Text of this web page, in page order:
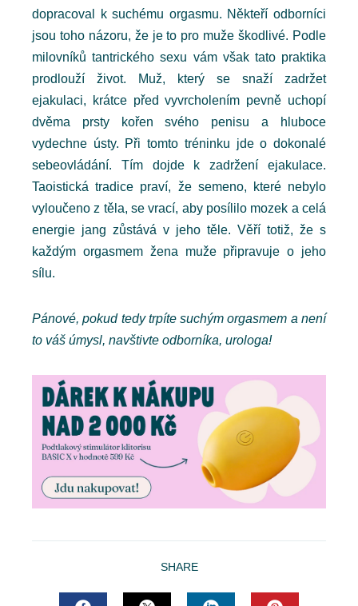
dopracoval k suchému orgasmu. Někteří odborníci
jsou toho názoru, že je to pro muže škodlivé. Podle
milovníků tantrického sexu vám však tato praktika
prodlouží život. Muž, který se snaží zadržet
ejakulaci, krátce před vyvrcholením pevně uchopí
dvěma prsty kořen svého penisu a hluboce
vydechne ústy. Při tomto tréninku jde o dokonalé
sebeovládání. Tím dojde k zadržení ejakulace.
Taoistická tradice praví, že semeno, které nebylo
vyloučeno z těla, se vrací, aby posílilo mozek a celá
energie jang zůstává v jeho těle. Věří totiž, že s
každým orgasmem žena muže připravuje o jeho
sílu.
Pánové, pokud tedy trpíte suchým orgasmem a není
to váš úmysl, navštivte odborníka, urologa!
SHARE